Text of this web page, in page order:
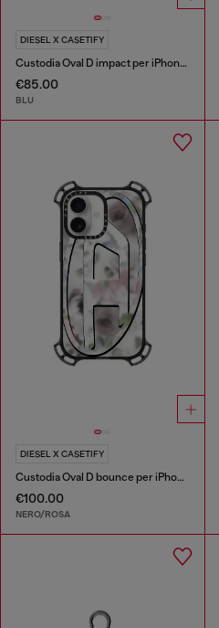
DIESEL X CASETIFY
Custodia Oval D impact per iPhone 16 Pro
€85.00
BLU
DIESEL X CASETIFY
Custodia Oval D bounce per iPhone 17
€100.00
NERO/ROSA